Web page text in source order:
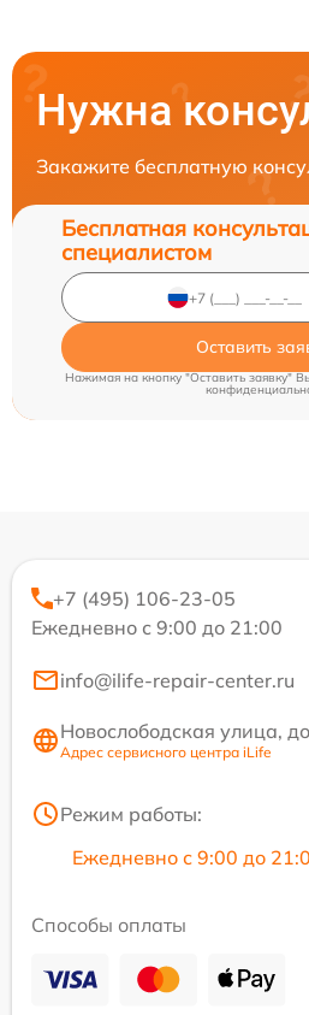
Нужна
Закажите бесплатную
Бесплатная
специалистом
Оставить
Нажимая на кнопку "Оставить заявку"
+7 (495) 106-23-05
Ежедневно с 9:00 до 21:00
info@ilife-repair-center.ru
Новослободская улица,
Адрес сервисного центра iLife
Режим работы:
Ежедневно с 9:00 до
Способы оплаты